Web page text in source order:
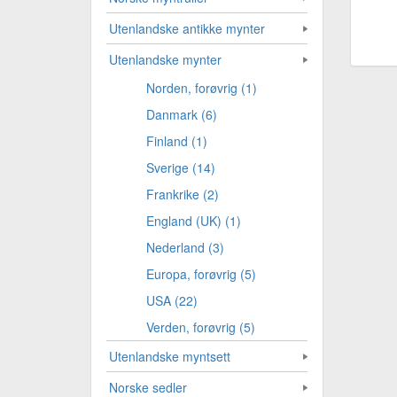
Utenlandske antikke mynter
Utenlandske mynter
Norden, forøvrig (1)
Danmark (6)
Finland (1)
Sverige (14)
Frankrike (2)
England (UK) (1)
Nederland (3)
Europa, forøvrig (5)
USA (22)
Verden, forøvrig (5)
Utenlandske myntsett
Norske sedler